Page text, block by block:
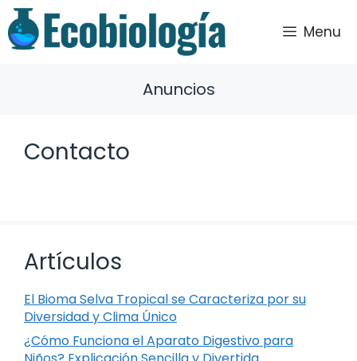
Saltar
al
contenido
Menu
Anuncios
Contacto
Artículos
El Bioma Selva Tropical se Caracteriza por su
Diversidad y Clima Único
¿Cómo Funciona el Aparato Digestivo para